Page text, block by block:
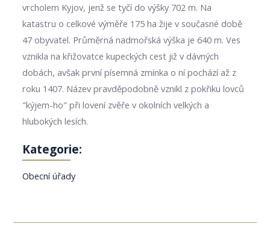
vrcholem Kyjov, jenž se tyčí do výšky 702 m. Na
katastru o celkové výměře 175 ha žije v současné době
47 obyvatel. Průměrná nadmořská výška je 640 m. Ves
vznikla na křižovatce kupeckých cest již v dávných
dobách, avšak první písemná zmínka o ní pochází až z
roku 1407. Název pravděpodobně vznikl z pokřiku lovců
"kýjem-ho" při lovení zvěře v okolních velkých a
hlubokých lesích.
Kategorie:
Obecní úřady